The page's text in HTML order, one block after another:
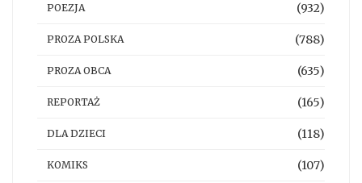
POEZJA (932)
PROZA POLSKA (788)
PROZA OBCA (635)
REPORTAŻ (165)
DLA DZIECI (118)
KOMIKS (107)